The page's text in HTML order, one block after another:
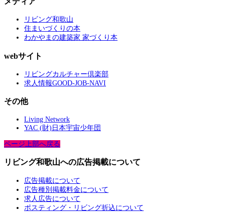
リビング和歌山
住まいづくりの本
わかやまの建築家 家づくり本
webサイト
リビングカルチャー倶楽部
求人情報GOOD-JOB-NAVI
その他
Living Network
YAC (財)日本宇宙少年団
ページ上部へ戻る
リビング和歌山への広告掲載について
広告掲載について
広告種別掲載料金について
求人広告について
ポスティング・リビング折込について